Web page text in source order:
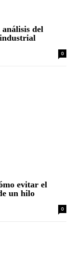
del
0
evitar el
un hilo
0